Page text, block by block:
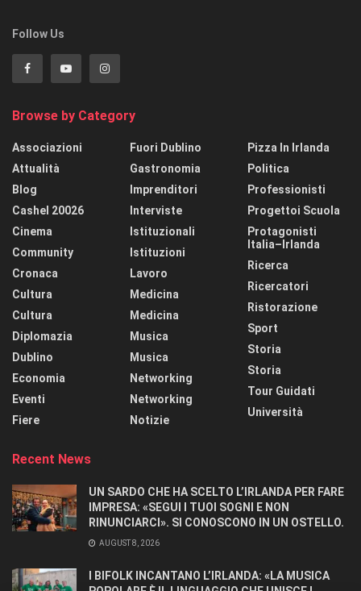
Follow Us
Browse by Category
Associazioni
Attualità
Blog
Cashel 20026
Cinema
Community
Cronaca
Cultura
Cultura
Diplomazia
Dublino
Economia
Eventi
Fiere
Fuori Dublino
Gastronomia
Imprenditori
Interviste
Istituzionali
Istituzioni
Lavoro
Medicina
Medicina
Musica
Musica
Networking
Networking
Notizie
Pizza In Irlanda
Politica
Professionisti
Progettoi Scuola
Protagonisti
Italia–Irlanda
Ricerca
Ricercatori
Ristorazione
Sport
Storia
Storia
Tour Guidati
Università
Recent News
UN SARDO CHE HA SCELTO L’IRLANDA PER FARE
IMPRESA: «SEGUI I TUOI SOGNI E NON
RINUNCIARCI». SI CONOSCONO IN UN OSTELLO.
AUGUST 8, 2026
I BIFOLK INCANTANO L’IRLANDA: «LA MUSICA